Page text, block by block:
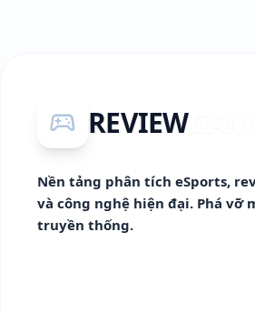
sports_esports REVIEWGAME
Nền tảng phân tích eSports,
và công nghệ hiện đại. Phá vỡ
truyền thống.